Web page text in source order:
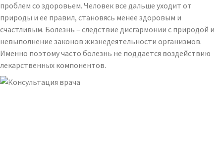
проблем со здоровьем. Человек все дальше уходит от
природы и ее правил, становясь менее здоровым и
счастливым. Болезнь – следствие дисгармонии с природой и
невыполнение законов жизнедеятельности организмов.
Именно поэтому часто болезнь не поддается воздействию
лекарственных компонентов.